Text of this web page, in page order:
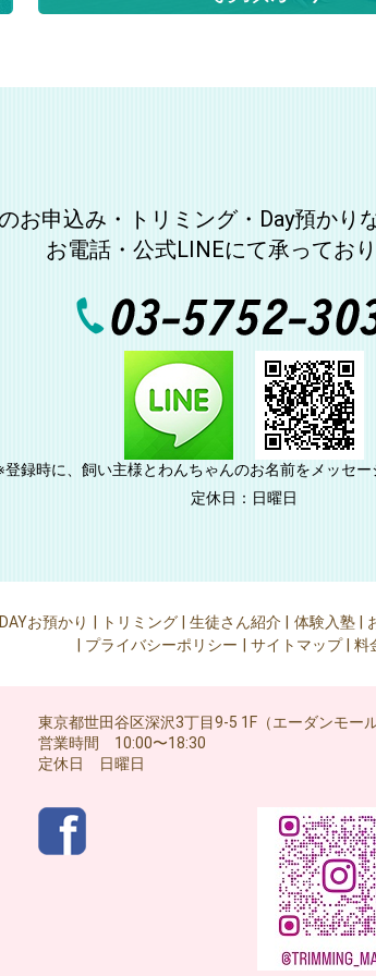
お申込み・トリミング・Day預かり
お電話・公式LINEにて承っており
登録時に、飼い主様とわんちゃんのお名前をメッセ
定休日：日曜日
DAYお預かり トリミング 生徒さん紹介 体験入塾
プライバシーポリシー
サイトマップ 料
東京都世田谷区深沢3丁目9-5 1F（エーダンモー
営業時間 10:00〜18:30
定休日 日曜日